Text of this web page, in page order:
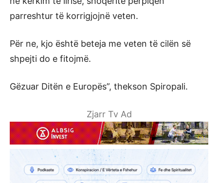
parreshtur të korrigjojnë veten.
Për ne, kjo është beteja me veten të cilën së
shpejti do e fitojmë.
Gëzuar Ditën e Europës”, thekson Spiropali.
Zjarr Tv Ad